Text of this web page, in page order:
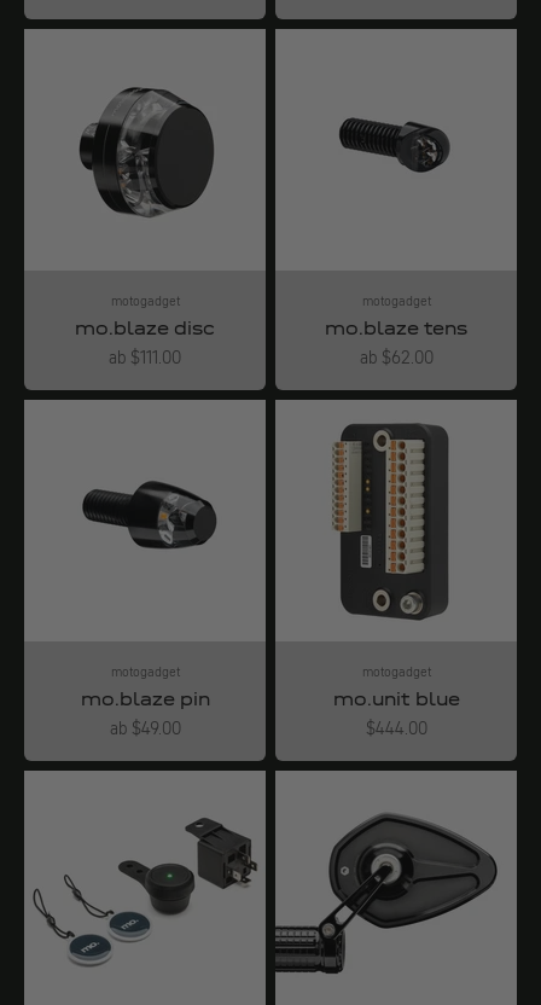
motogadget
mo.blaze disc
Angebot
ab $111.00
motogadget
mo.blaze tens
Angebot
ab $62.00
motogadget
mo.blaze pin
Angebot
ab $49.00
motogadget
mo.unit blue
Angebot
$444.00